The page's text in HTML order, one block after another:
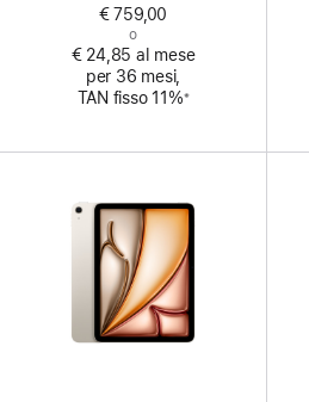
€ 759,00
o
€ 24,85 al mese
per 36 mesi,
TAN fisso 11%※